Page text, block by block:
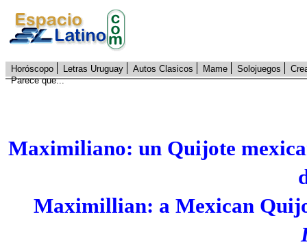
Horóscopo Letras Uruguay Autos Clasicos Mame Solojuegos
Parece que...
Maximiliano: un Quijote
Maximillian: a Mexican